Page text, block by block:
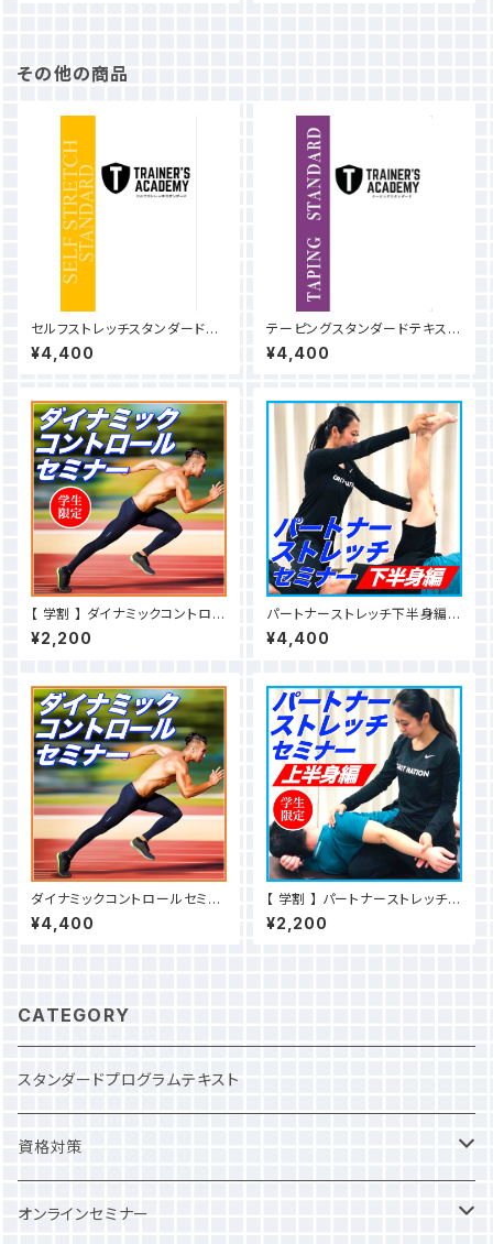
その他の商品
セルフストレッチスタンダードテ
キスト（見本動画付）
¥4,400
テーピングスタンダードテキスト
（見本動画付）
¥4,400
【 学割 】 ダイナミックコントロー
ルセミナー
¥2,200
パートナーストレッチ下半身編セ
ミナー
¥4,400
ダイナミックコントロールセミナ
ー
¥4,400
【 学割 】 パートナーストレッチ上
半身編セミナー
¥2,200
CATEGORY
スタンダードプログラムテキスト
資格対策
NSCA
オンラインセミナー